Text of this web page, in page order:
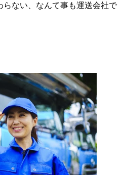
ない、なんて事も運送会社で